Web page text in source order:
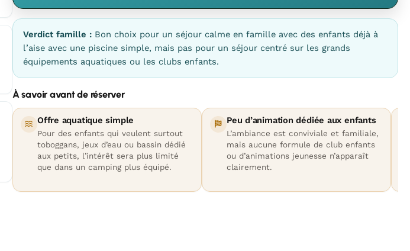
Verdict famille : Bon choix pour un séjour calme en famille avec des enfants déjà à
l’aise avec une piscine simple, mais pas pour un séjour centré sur les grands
équipements aquatiques ou les clubs enfants.
À savoir avant de réserver
Offre aquatique simple
Pour des enfants qui veulent surtout
toboggans, jeux d’eau ou bassin dédié
aux petits, l’intérêt sera plus limité
que dans un camping plus équipé.
Peu d’animation dédiée aux enfants
L’ambiance est conviviale et familiale,
mais aucune formule de club enfants
ou d’animations jeunesse n’apparaît
clairement.